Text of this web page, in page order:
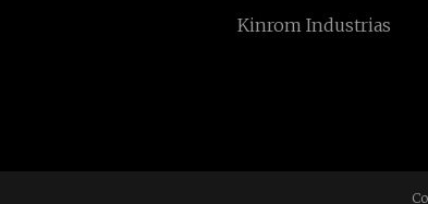
Kinrom Industrias